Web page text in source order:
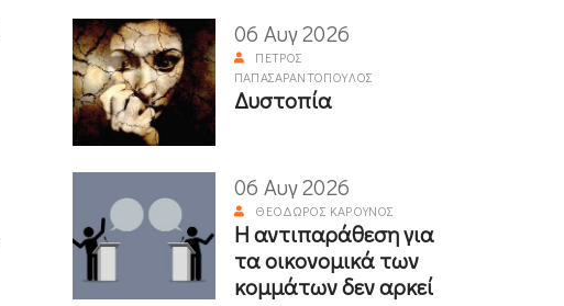
06 Αυγ 2026
ΠΈΤΡΟΣ
ΠΑΠΑΣΑΡΑΝΤΌΠΟΥΛΟΣ
Δυστοπία
06 Αυγ 2026
ΘΕΌΔΩΡΟΣ ΚΑΡΟΎΝΟΣ
Η αντιπαράθεση για
τα οικονομικά των
κομμάτων δεν αρκεί